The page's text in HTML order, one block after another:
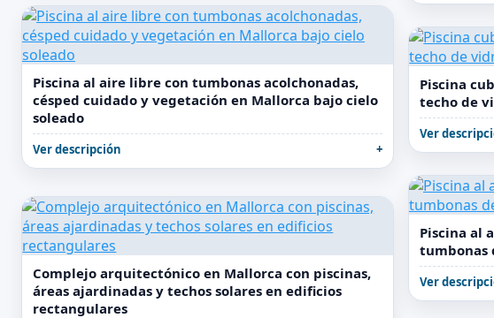
Piscina al aire libre con tumbonas acolchonadas,
césped cuidado y vegetación en Mallorca bajo cielo
soleado
Ver descripción
Piscina
techo de
Ver
Piscina al
tumbonas
Ver
Complejo arquitectónico en Mallorca con piscinas,
áreas ajardinadas y techos solares en edificios
rectangulares